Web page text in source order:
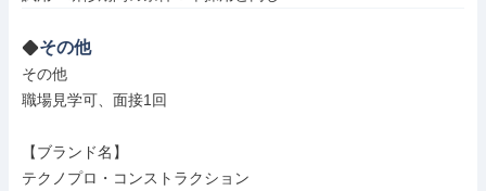
その他
その他
職場見学可、面接1回
【ブランド名】
テクノプロ・コンストラクション